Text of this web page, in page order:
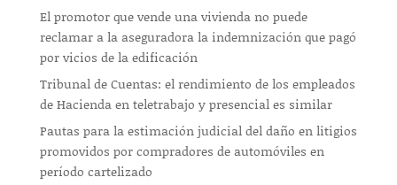
El promotor que vende una vivienda no puede
reclamar a la aseguradora la indemnización que pagó
por vicios de la edificación
Tribunal de Cuentas: el rendimiento de los empleados
de Hacienda en teletrabajo y presencial es similar
Pautas para la estimación judicial del daño en litigios
promovidos por compradores de automóviles en
período cartelizado